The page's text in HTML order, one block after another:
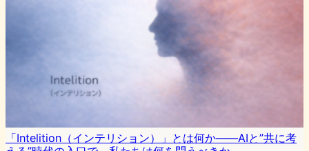
「Intelition（インテリション）」とは何か――AIと”共に考